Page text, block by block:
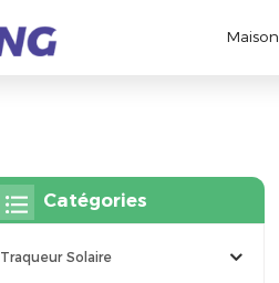
Maison
Catégories
Traqueur Solaire